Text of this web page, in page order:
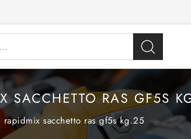
SACCHETTO RAS GF5S
rapidmix sacchetto ras gf5s kg.25